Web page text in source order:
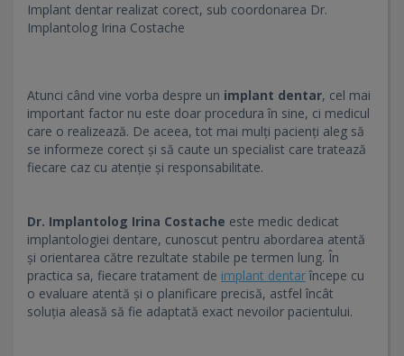
Implant dentar realizat corect, sub coordonarea Dr.
Implantolog Irina Costache
Atunci când vine vorba despre un implant dentar, cel mai
important factor nu este doar procedura în sine, ci medicul
care o realizează. De aceea, tot mai mulți pacienți aleg să
se informeze corect și să caute un specialist care tratează
fiecare caz cu atenție și responsabilitate.
Dr. Implantolog Irina Costache este medic dedicat
implantologiei dentare, cunoscut pentru abordarea atentă
și orientarea către rezultate stabile pe termen lung. În
practica sa, fiecare tratament de implant dentarîncepe cu
o evaluare atentă și o planificare precisă, astfel încât
soluția aleasă să fie adaptată exact nevoilor pacientului.